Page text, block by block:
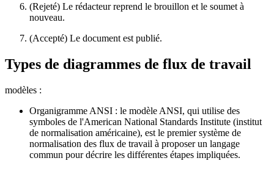
(Rejeté) Le rédacteur reprend le brouillon et le soumet à
nouveau.
(Accepté) Le document est publié.
Types de diagrammes de flux de travail
modèles :
Organigramme ANSI : le modèle ANSI, qui utilise des
symboles de l'American National Standards Institute (institut
de normalisation américaine), est le premier système de
normalisation des flux de travail à proposer un langage
commun pour décrire les différentes étapes impliquées.